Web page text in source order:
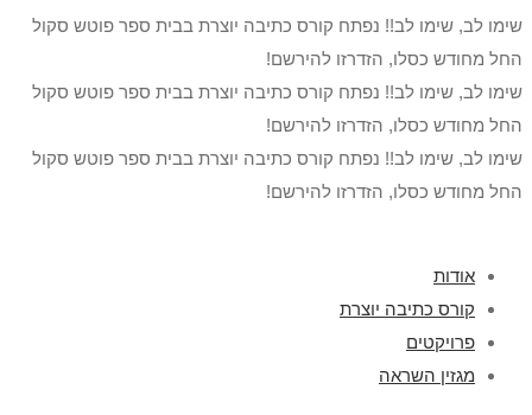
שימו לב, שימו לב!! נפתח קורס כתיבה יוצרת בבית ספר פוטש סקול
החל מחודש כסלו, הזדרזו להירשם!
שימו לב, שימו לב!! נפתח קורס כתיבה יוצרת בבית ספר פוטש סקול
החל מחודש כסלו, הזדרזו להירשם!
שימו לב, שימו לב!! נפתח קורס כתיבה יוצרת בבית ספר פוטש סקול
החל מחודש כסלו, הזדרזו להירשם!
אודות
קורס כתיבה יוצרת
פרויקטים
מגזין השראה